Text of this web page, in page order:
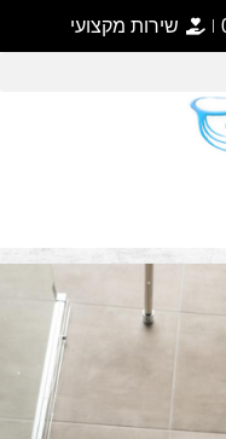
שירות מקצועי